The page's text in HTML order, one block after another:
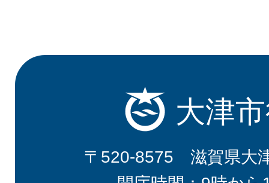
大津
〒520-8575 滋賀県大